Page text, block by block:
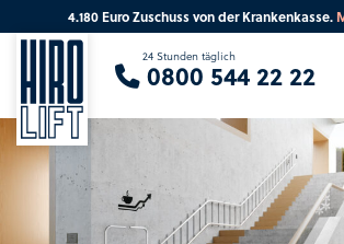
4.180 Euro Zuschuss von der Krankenkasse.
24 Stunden täglich
0800 544 22 22
Sie suchen
Ihre PLZ